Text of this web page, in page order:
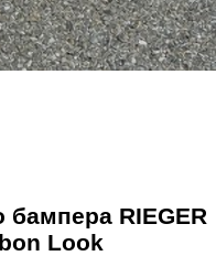
RIEGER
Look
времени:
12:00-16:00